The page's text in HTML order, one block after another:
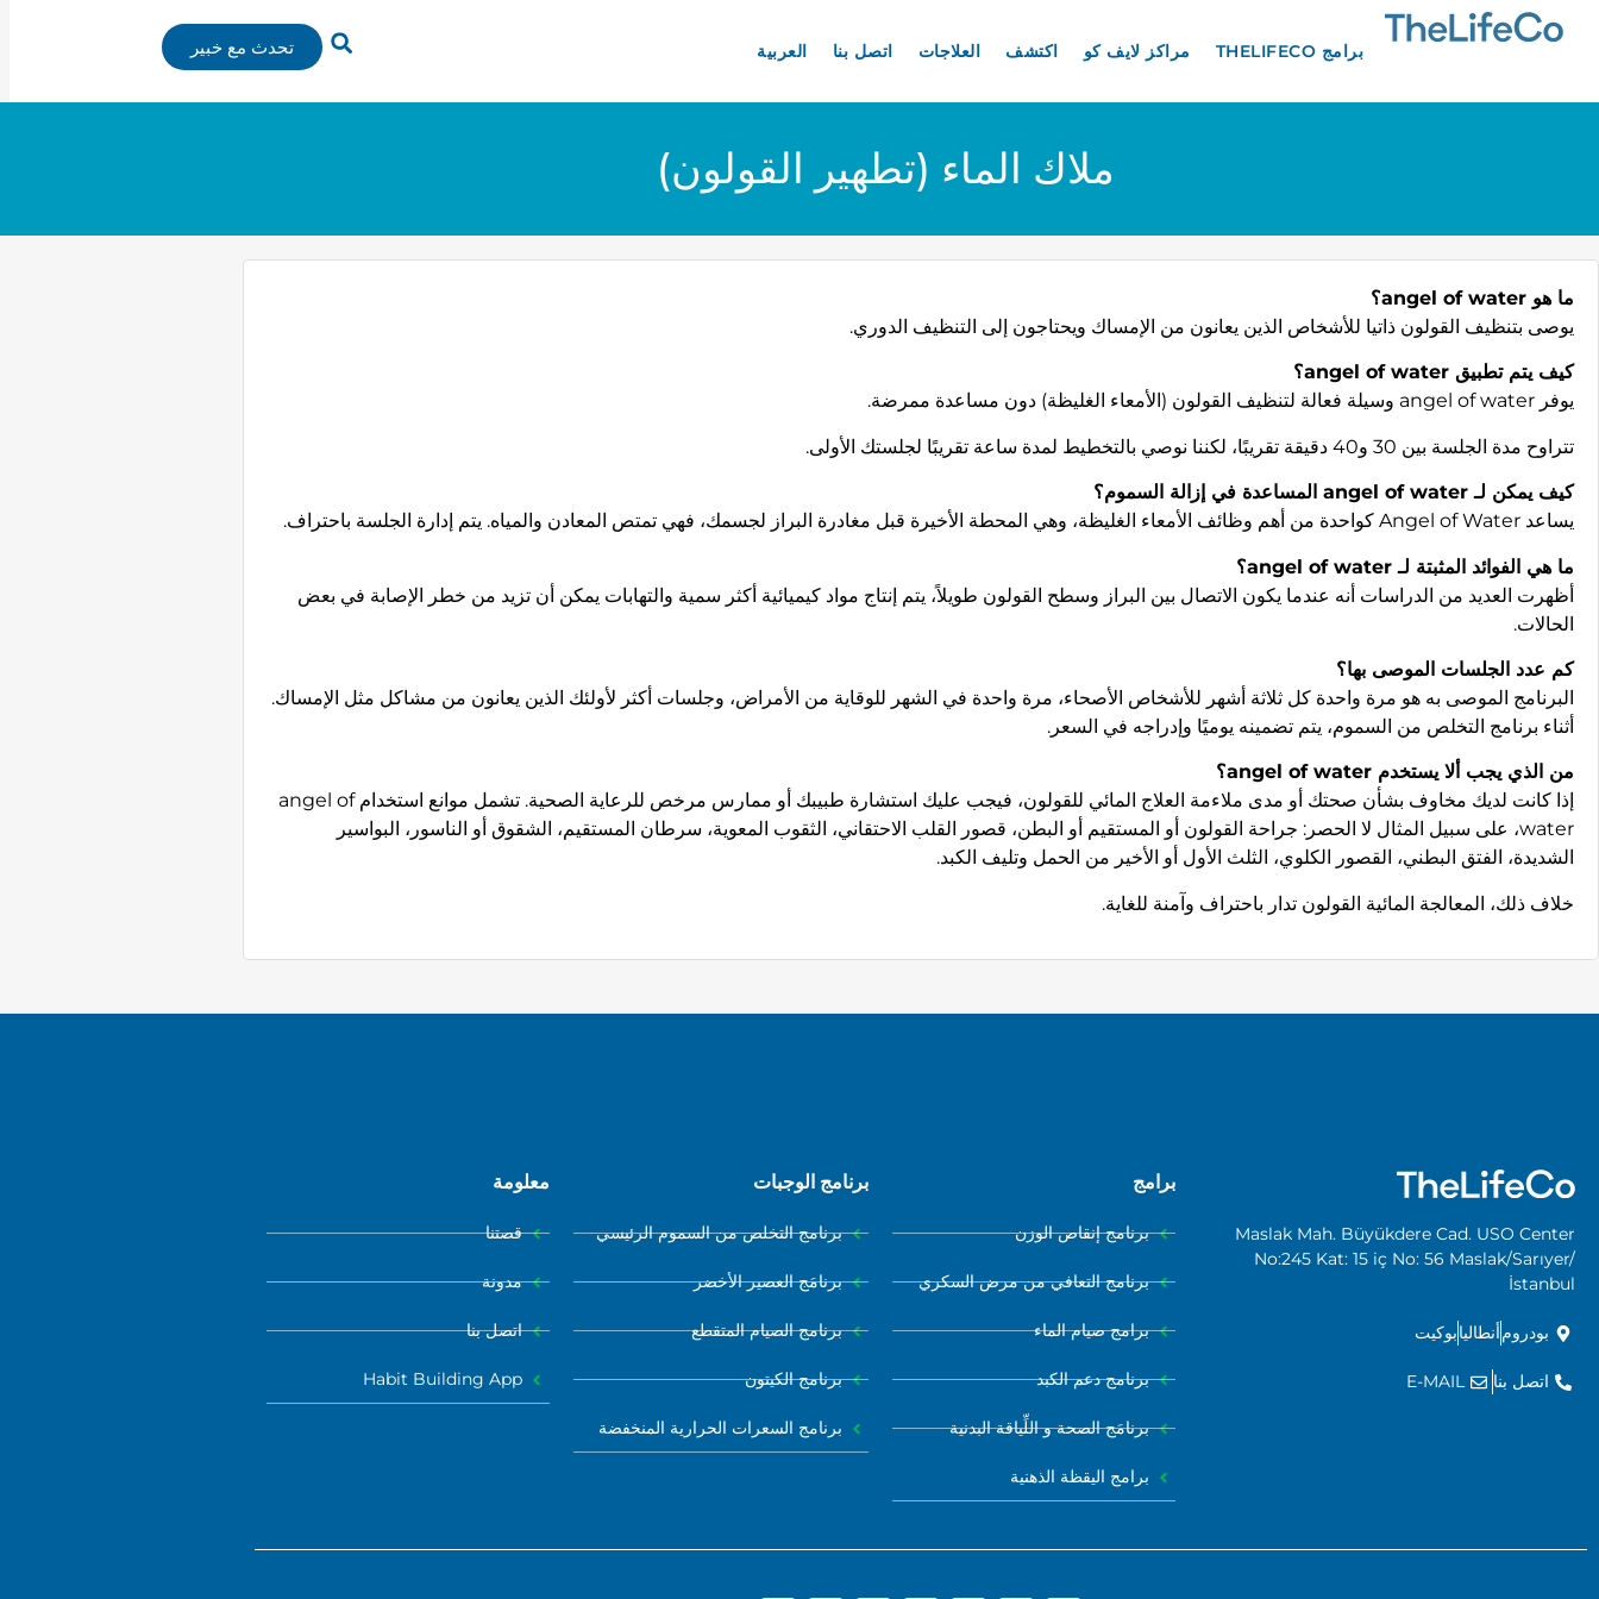
برامج THELIFECO مراكز لايف كو اكتشف العلاجات اتصل بنا العربية تحدث مع خبير
ملاك الماء (تطهير القولون)
ما هو angel of water؟
يوصى بتنظيف القولون ذاتيا للأشخاص الذين يعانون من الإمساك ويحتاجون إلى التنظيف الدوري.
كيف يتم تطبيق angel of water؟
يوفر angel of water وسيلة فعالة لتنظيف القولون (الأمعاء الغليظة) دون مساعدة ممرضة.
تتراوح مدة الجلسة بين 30 و40 دقيقة تقريبًا، لكننا نوصي بالتخطيط لمدة ساعة تقريبًا لجلستك الأولى.
كيف يمكن لـ angel of water المساعدة في إزالة السموم؟
يساعد Angel of Water كواحدة من أهم وظائف الأمعاء الغليظة، وهي المحطة الأخيرة قبل مغادرة البراز لجسمك، فهي تمتص المعادن والمياه. يتم إدارة الجلسة باحتراف.
ما هي الفوائد المثبتة لـ angel of water؟
أظهرت العديد من الدراسات أنه عندما يكون الاتصال بين البراز وسطح القولون طويلاً، يتم إنتاج مواد كيميائية أكثر سمية والتهابات يمكن أن تزيد من خطر الإصابة في بعض
الحالات.
كم عدد الجلسات الموصى بها؟
البرنامج الموصى به هو مرة واحدة كل ثلاثة أشهر للأشخاص الأصحاء، مرة واحدة في الشهر للوقاية من الأمراض، وجلسات أكثر لأولئك الذين يعانون من مشاكل مثل الإمساك.
أثناء برنامج التخلص من السموم، يتم تضمينه يوميًا وإدراجه في السعر.
من الذي يجب ألا يستخدم angel of water؟
إذا كانت لديك مخاوف بشأن صحتك أو مدى ملاءمة العلاج المائي للقولون، فيجب عليك استشارة طبيبك أو ممارس مرخص للرعاية الصحية. تشمل موانع استخدام angel of
water، على سبيل المثال لا الحصر: جراحة القولون أو المستقيم أو البطن، قصور القلب الاحتقاني، الثقوب المعوية، سرطان المستقيم، الشقوق أو الناسور، البواسير
الشديدة، الفتق البطني، القصور الكلوي، الثلث الأول أو الأخير من الحمل وتليف الكبد.
خلاف ذلك، المعالجة المائية القولون تدار باحتراف وآمنة للغاية.
Maslak Mah. Büyükdere Cad. USO Center
No:245 Kat: 15 iç No: 56 Maslak/Sarıyer/
İstanbul
بودرومأنطاليابوكيت
اتصل بنا E-MAIL
برامج
برنامج إنقاص الوزن
برنامج التعافي من مرض السكري
برامج صيام الماء
برنامج دعم الكبد
برنامَج الصحة و اللِّياقة البدنية
برامج اليقظة الذهنية
برنامج الوجبات
برنامج التخلص من السموم الرئيسي
برنامَج العصير الأخضر
برنامج الصيام المتقطع
برنامج الكيتون
برنامج السعرات الحرارية المنخفضة
معلومة
قصتنا
مدونة
اتصل بنا
Habit Building App